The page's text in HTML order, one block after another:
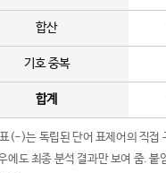
합산
기호 중복
합계
(-)는 독립된 단어 표제어의 직접
에도 최종 분석 결과만 보여 줌.